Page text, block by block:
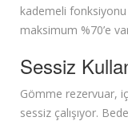
kademeli
maksimum %70’e
Sessiz
Gömme rezervuar,
sessiz çalışıyor.